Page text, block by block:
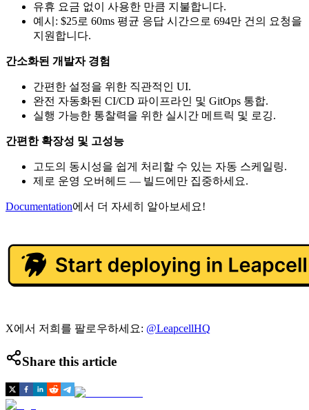
유휴 요금 없이 사용한 만큼 지불합니다.
예시: $25로 60ms 평균 응답 시간으로 694만 건의 요청을
지원합니다.
간소화된 개발자 경험
간편한 설정을 위한 직관적인 UI.
완전 자동화된 CI/CD 파이프라인 및 GitOps 통합.
실행 가능한 통찰력을 위한 실시간 메트릭 및 로깅.
간편한 확장성 및 고성능
고도의 동시성을 쉽게 처리할 수 있는 자동 스케일링.
제로 운영 오버헤드 — 빌드에만 집중하세요.
Documentation에서 더 자세히 알아보세요!
X에서 저희를 팔로우하세요: @LeapcellHQ
Share this article